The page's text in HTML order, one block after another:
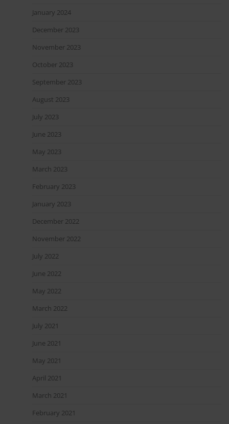
January 2024
December 2023
November 2023
October 2023
September 2023
August 2023
July 2023
June 2023
May 2023
March 2023
February 2023
January 2023
December 2022
November 2022
July 2022
June 2022
May 2022
March 2022
July 2021
June 2021
May 2021
April 2021
March 2021
February 2021